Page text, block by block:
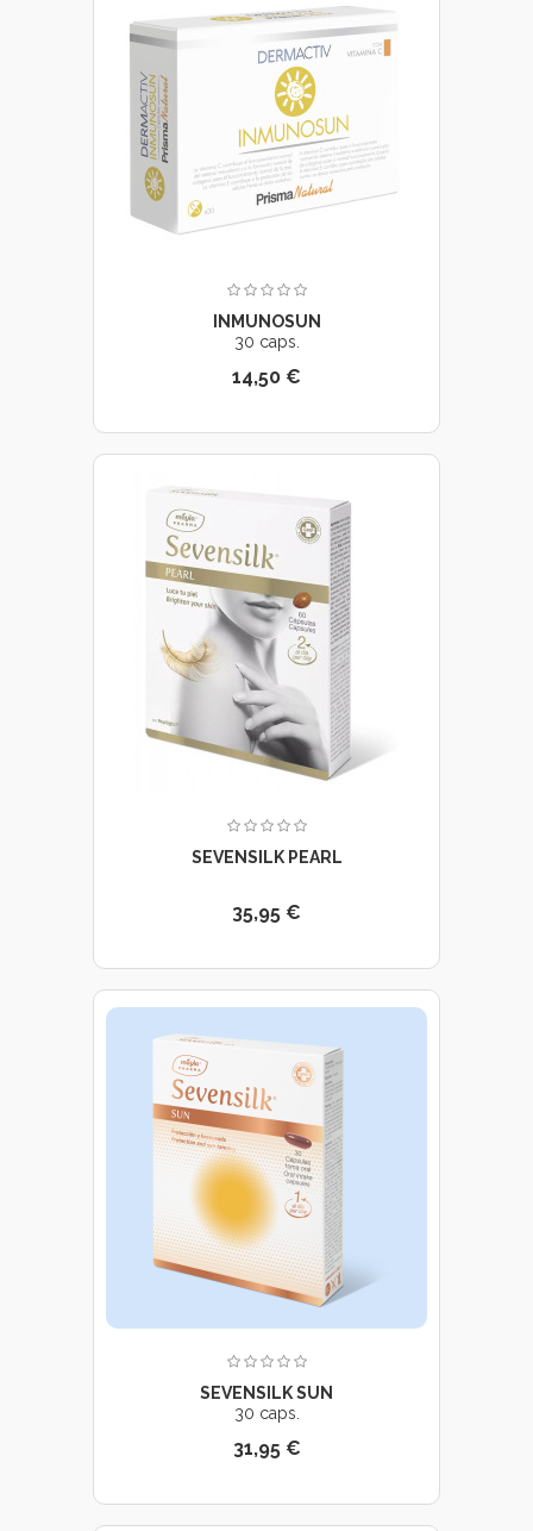
INMUNOSUN
30 caps.
14,50 €
SEVENSILK PEARL
35,95 €
SEVENSILK SUN
30 caps.
31,95 €